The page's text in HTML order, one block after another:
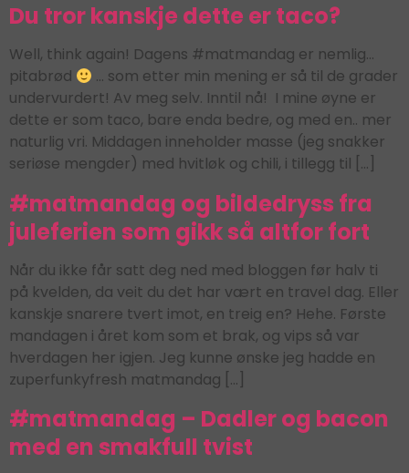
Du tror kanskje dette er taco?
Well, think again! Dagens #matmandag er nemlig…
pitabrød
… som etter min mening er så til de grader
undervurdert! Av meg selv. Inntil nå! I mine øyne er
dette er som taco, bare enda bedre, og med en.. mer
naturlig vri. Middagen inneholder masse (jeg snakker
seriøse mengder) med hvitløk og chili, i tillegg til […]
#matmandag og bildedryss fra
juleferien som gikk så altfor fort
Når du ikke får satt deg ned med bloggen før halv ti
på kvelden, da veit du det har vært en travel dag. Eller
kanskje snarere tvert imot, en treig en? Hehe. Første
mandagen i året kom som et brak, og vips så var
hverdagen her igjen. Jeg kunne ønske jeg hadde en
zuperfunkyfresh matmandag […]
#matmandag – Dadler og bacon
med en smakfull tvist